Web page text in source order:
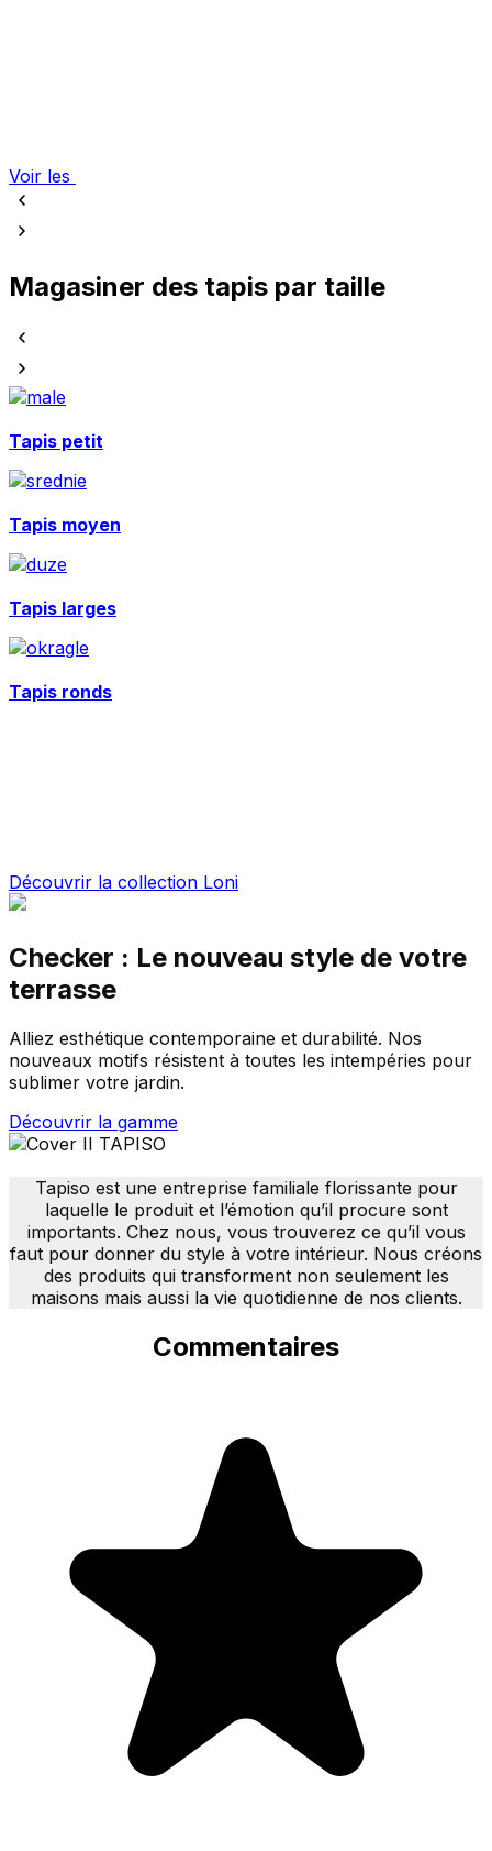
Voir les
Magasiner des tapis par taille
Tapis petit
Tapis moyen
Tapis larges
Tapis ronds
Découvrir la collection Loni
Checker : Le nouveau style de votre
terrasse
Alliez esthétique contemporaine et durabilité. Nos
nouveaux motifs résistent à toutes les intempéries pour
sublimer votre jardin.
Découvrir la gamme
Tapiso est une entreprise familiale florissante pour
laquelle le produit et l’émotion qu’il procure sont
importants. Chez nous, vous trouverez ce qu’il vous
faut pour donner du style à votre intérieur. Nous créons
des produits qui transforment non seulement les
maisons mais aussi la vie quotidienne de nos clients.
Commentaires